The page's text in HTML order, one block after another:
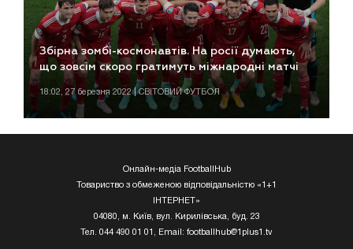
Збірна зомбі-космонавтів. На росії думають,
що зовсім скоро гратимуть міжнародні матчі
18:02, 27 березня 2022 | СВІТОВИЙ ФУТБОЛ
Онлайн-медіа FootballHub
Товариство з обмеженою відповідальністю «1+1
ІНТЕРНЕТ»
04080, м. Київ, вул. Кирилівська, буд. 23
Тел. 044 490 01 01, Email: footballhub@1plus1.tv